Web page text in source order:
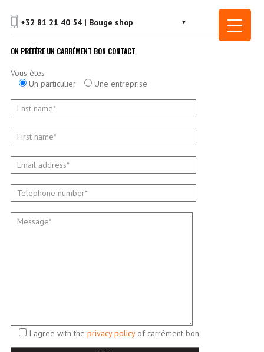
ON PRÉFÈRE UN CARRÉMENT BON CONTACT
Vous êtes
Un particulier
Une entreprise
I agree with the privacy policyof carrément bon